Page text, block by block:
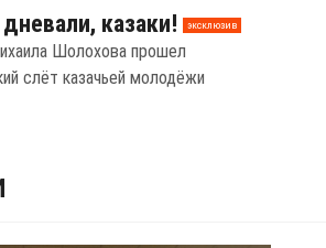
казаки! эксклюзив
Шолохова прошел
слёт казачьей молодёжи